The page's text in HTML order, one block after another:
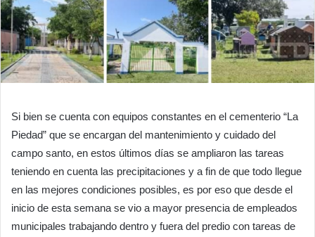
Si bien se cuenta con equipos constantes en el cementerio “La
Piedad” que se encargan del mantenimiento y cuidado del
campo santo, en estos últimos días se ampliaron las tareas
teniendo en cuenta las precipitaciones y a fin de que todo llegue
en las mejores condiciones posibles, es por eso que desde el
inicio de esta semana se vio a mayor presencia de empleados
municipales trabajando dentro y fuera del predio con tareas de